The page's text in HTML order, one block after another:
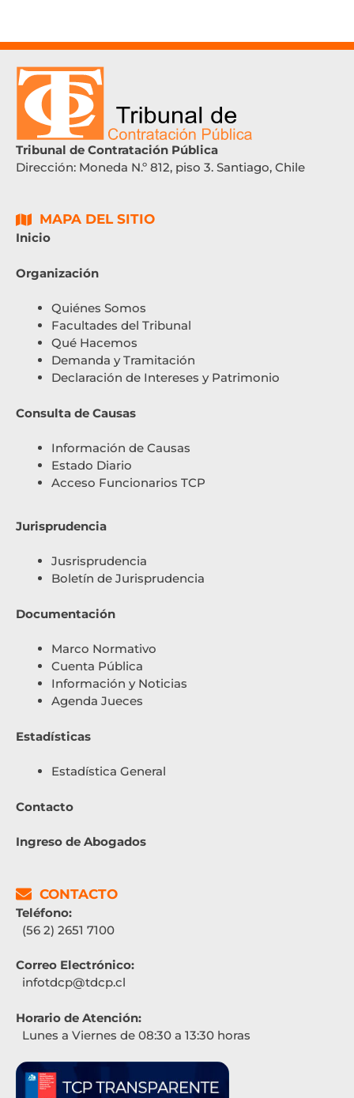
Tribunal de Contratación Pública
Dirección: Moneda N.º 812, piso 3. Santiago, Chile
MAPA DEL SITIO
Inicio
Organización
Quiénes Somos
Facultades del Tribunal
Qué Hacemos
Demanda y Tramitación
Declaración de Intereses y Patrimonio
Consulta de Causas
Información de Causas
Estado Diario
Acceso Funcionarios TCP
Jurisprudencia
Jusrisprudencia
Boletín de Jurisprudencia
Documentación
Marco Normativo
Cuenta Pública
Información y Noticias
Agenda Jueces
Estadísticas
Estadística General
Contacto
Ingreso de Abogados
CONTACTO
Teléfono:
(56 2) 2651 7100
Correo Electrónico:
infotdcp@tdcp.cl
Horario de Atención:
Lunes a Viernes de 08:30 a 13:30 horas